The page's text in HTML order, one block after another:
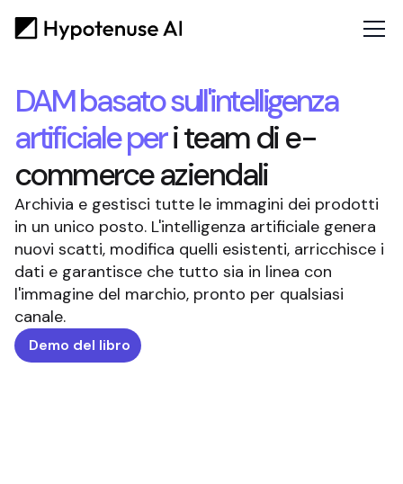
DAM basato sull'intelligenza
artificiale peri team di e-
commerce aziendali
Archivia e gestisci tutte le immagini dei prodotti
in un unico posto. L'intelligenza artificiale genera
nuovi scatti, modifica quelli esistenti, arricchisce i
dati e garantisce che tutto sia in linea con
l'immagine del marchio, pronto per qualsiasi
canale.
Demo del libro